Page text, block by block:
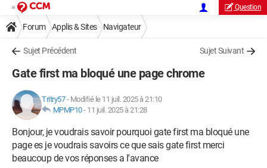
Question
Forum Applis & Sites Navigateur
Sujet Précédent Sujet Suivant
Gate first ma bloqué une page chrome
Tritry57- Modifié le 11 juil. 2025 à 21:10
MPMP10- 11 juil. 2025 à 21:28
Bonjour, je voudrais savoir pourquoi gate first ma bloqué une
page es je voudrais savoirs ce que sais gate first merci
beaucoup de vos réponses a l'avance